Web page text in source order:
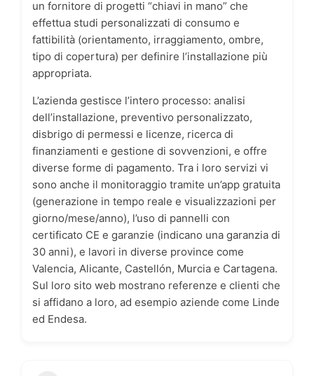
un fornitore di progetti “chiavi in mano” che
effettua studi personalizzati di consumo e
fattibilità (orientamento, irraggiamento, ombre,
tipo di copertura) per definire l’installazione più
appropriata.
L’azienda gestisce l’intero processo: analisi
dell’installazione, preventivo personalizzato,
disbrigo di permessi e licenze, ricerca di
finanziamenti e gestione di sovvenzioni, e offre
diverse forme di pagamento. Tra i loro servizi vi
sono anche il monitoraggio tramite un’app gratuita
(generazione in tempo reale e visualizzazioni per
giorno/mese/anno), l’uso di pannelli con
certificato CE e garanzie (indicano una garanzia di
30 anni), e lavori in diverse province come
Valencia, Alicante, Castellón, Murcia e Cartagena.
Sul loro sito web mostrano referenze e clienti che
si affidano a loro, ad esempio aziende come Linde
ed Endesa.